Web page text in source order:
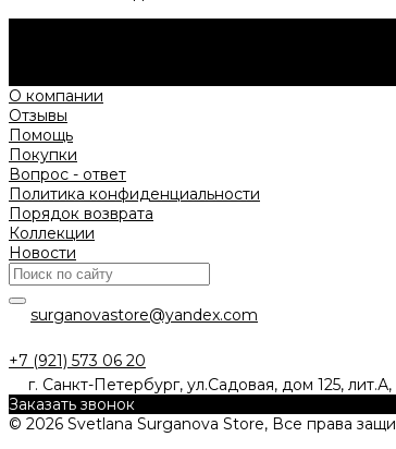
О компании
Отзывы
Помощь
Покупки
Вопрос - ответ
Политика конфиденциальности
Порядок возврата
Коллекции
Новости
surganovastore@yandex.com
+7 (921) 573 06 20
г. Санкт-Петербург, ул.Садовая, дом 125, лит.А,
Заказать звонок
© 2026 Svetlana Surganova Store, Все права